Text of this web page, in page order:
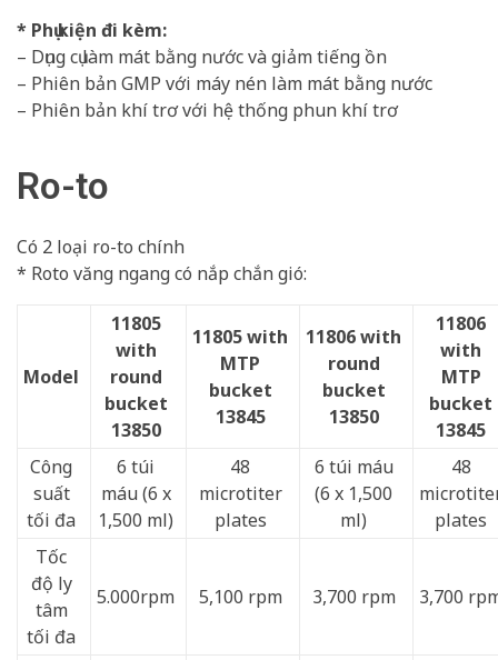
* Phụ kiện đi kèm:
– Dụng cụ làm mát bằng nước và giảm tiếng ồn
– Phiên bản GMP với máy nén làm mát bằng nước
– Phiên bản khí trơ với hệ thống phun khí trơ
Ro-to
Có 2 loại ro-to chính
* Roto văng ngang có nắp chắn gió:
Model
11805
with
round
bucket
13850
11805with
MTP
bucket
13845
11806with
round
bucket
13850
11806
with
MTP
bucket
13845
Công
suất
tối đa
6 túi
máu (6 x
1,500 ml)
48
microtiter
plates
6 túi máu
(6 x 1,500
ml)
48
plates
Tốc
độ ly
tâm
tối đa
5.000rpm 5,100 rpm 3,700 rpm 3,700